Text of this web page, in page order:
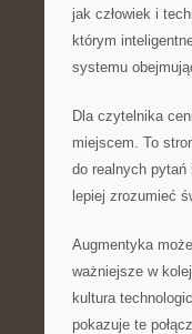
jak człowiek i
którym
systemu
Dla czytelnika
miejscem. To
do realnych
lepiej zrozumieć
Augmentyka
ważniejsze w
kultura
pokazuje te